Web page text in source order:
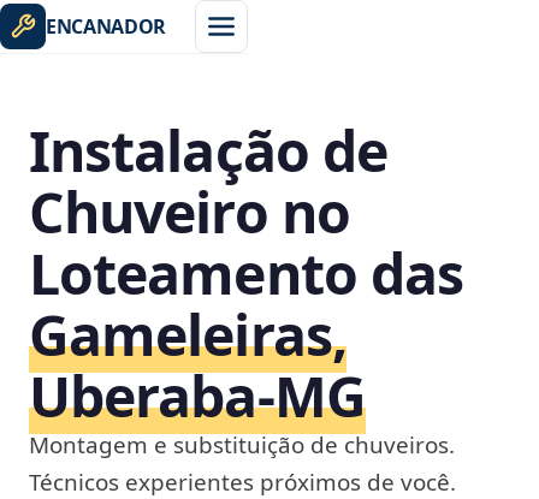
ENCANADOR
Instalação de
Chuveiro no
Loteamento das
Gameleiras,
Uberaba‑MG
Montagem e substituição de chuveiros.
Técnicos experientes próximos de você.